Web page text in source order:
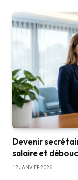
Devenir
salaire et
12 JANVIER 2026